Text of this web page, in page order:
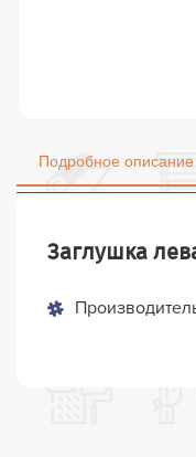
Подробное описание
Заглушка